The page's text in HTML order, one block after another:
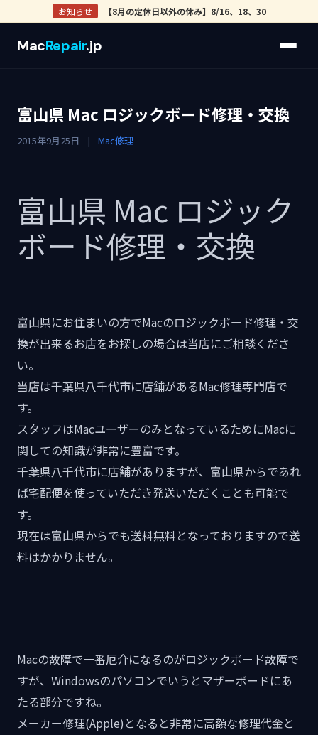
お知らせ 【8月の定休日以外の休み】8/16、18、30
MacRepair.jp
富山県 Mac ロジックボード修理・交換
2015年9月25日 | Mac修理
富山県 Mac ロジック
ボード修理・交換
富山県にお住まいの方でMacのロジックボード修理・交
換が出来るお店をお探しの場合は当店にご相談くださ
い。
当店は千葉県八千代市に店舗があるMac修理専門店で
す。
スタッフはMacユーザーのみとなっているためにMacに
関しての知識が非常に豊富です。
千葉県八千代市に店舗がありますが、富山県からであれ
ば宅配便を使っていただき発送いただくことも可能で
す。
現在は富山県からでも送料無料となっておりますので送
料はかかりません。
Macの故障で一番厄介になるのがロジックボード故障で
すが、Windowsのパソコンでいうとマザーボードにあ
たる部分ですね。
メーカー修理(Apple)となると非常に高額な修理代金と